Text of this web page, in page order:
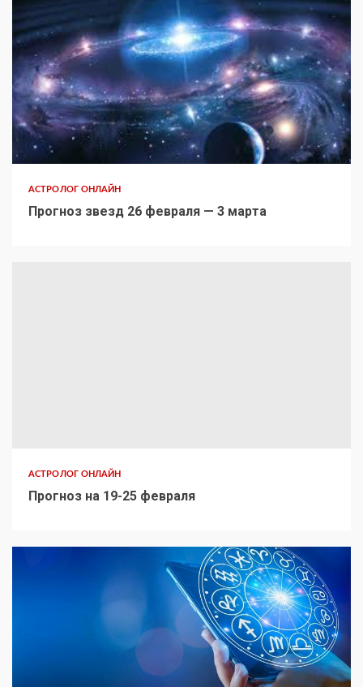
АСТРОЛОГ ОНЛАЙН
Прогноз звезд 26 февраля — 3 марта
АСТРОЛОГ ОНЛАЙН
Прогноз на 19-25 февраля